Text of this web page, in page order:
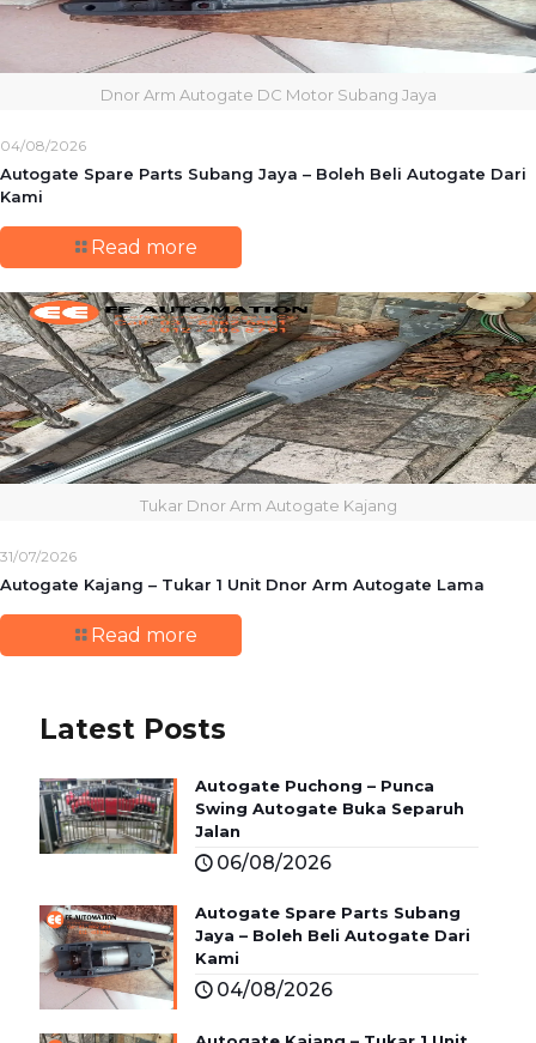
Dnor Arm Autogate DC Motor Subang Jaya
04/08/2026
Autogate Spare Parts Subang Jaya – Boleh Beli Autogate Dari
Kami
Read more
Tukar Dnor Arm Autogate Kajang
31/07/2026
Autogate Kajang – Tukar 1 Unit Dnor Arm Autogate Lama
Read more
Latest Posts
Autogate Puchong – Punca
Swing Autogate Buka Separuh
Jalan
06/08/2026
Autogate Spare Parts Subang
Jaya – Boleh Beli Autogate Dari
Kami
04/08/2026